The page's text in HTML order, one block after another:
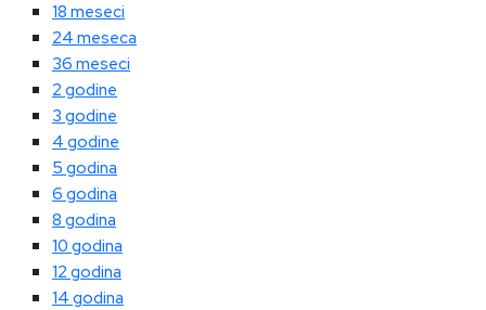
18 meseci
24 meseca
36 meseci
2 godine
3 godine
4 godine
5 godina
6 godina
8 godina
10 godina
12 godina
14 godina